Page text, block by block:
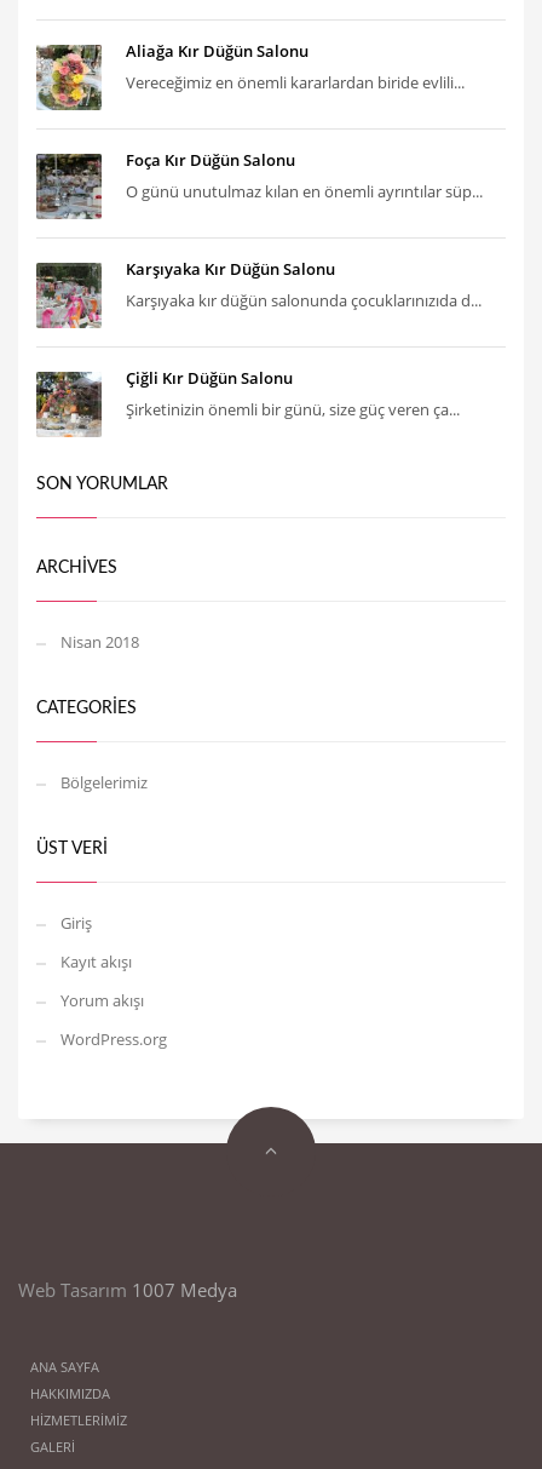
Aliağa Kır Düğün Salonu
Vereceğimiz en önemli kararlardan biride evlili...
Foça Kır Düğün Salonu
O günü unutulmaz kılan en önemli ayrıntılar süp...
Karşıyaka Kır Düğün Salonu
Karşıyaka kır düğün salonunda çocuklarınızıda d...
Çiğli Kır Düğün Salonu
Şirketinizin önemli bir günü, size güç veren ça...
SON YORUMLAR
ARCHIVES
Nisan 2018
CATEGORIES
Bölgelerimiz
ÜST VERI
Giriş
Kayıt akışı
Yorum akışı
WordPress.org
Web Tasarım 1007 Medya
ANA SAYFA
HAKKIMIZDA
HİZMETLERİMİZ
GALERİ